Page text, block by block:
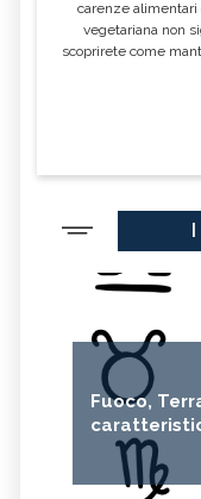
carenze
vegetariana non
scoprirete come
Fuoco,